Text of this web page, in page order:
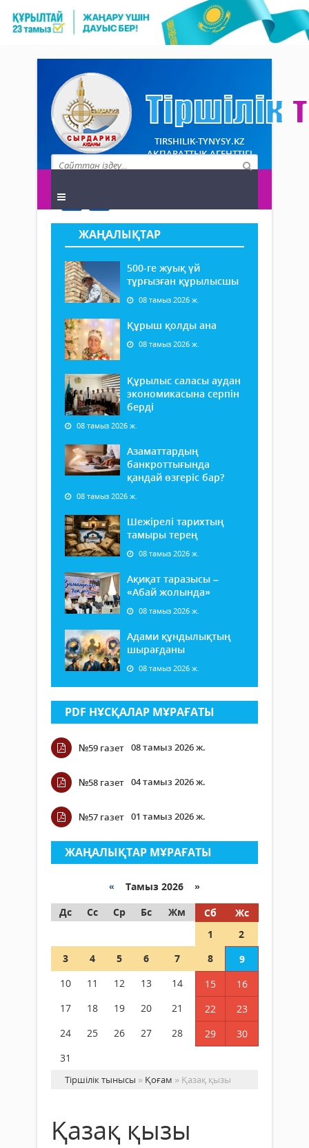
TIRSHILIK-TYNYSY.KZ
АҚПАРАТТЫҚ АГЕНТТІГІ
ЖАҢАЛЫҚТАР
500-ге жуық үй
тұрғызған құрылысшы
08 тамыз 2026 ж.
Құрыш қолды ана
08 тамыз 2026 ж.
Құрылыс саласы аудан
экономикасына серпін
берді
08 тамыз 2026 ж.
Азаматтардың
банкроттығында
қандай өзгеріс бар?
08 тамыз 2026 ж.
Шежірелі тарихтың
тамыры терең
08 тамыз 2026 ж.
Ақиқат таразысы –
«Абай жолында»
08 тамыз 2026 ж.
Адами құндылықтың
шырағданы
08 тамыз 2026 ж.
PDF НҰСҚАЛАР МҰРАҒАТЫ
№59 газет 08 тамыз 2026 ж.
№58 газет 04 тамыз 2026 ж.
№57 газет 01 тамыз 2026 ж.
ЖАҢАЛЫҚТАР МҰРАҒАТЫ
« Тамыз 2026 »
Дс
Сс Ср Бс Жм Сб
Жс
1
2
3
4 5 6 7 8
9
10
11 12 13 14 15
16
17
18 19 20 21 22
23
24
25 26 27 28 29
30
31
Тіршілік тынысы » Қоғам » Қазақ қызы
Қазақ қызы